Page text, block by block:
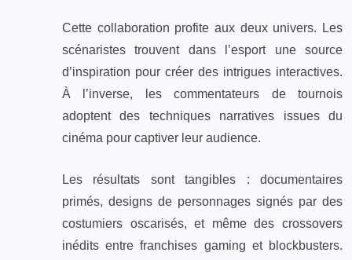
Cette collaboration profite aux deux univers. Les
scénaristes trouvent dans l’esport une source
d’inspiration pour créer des intrigues interactives.
À l’inverse, les commentateurs de tournois
adoptent des techniques narratives issues du
cinéma pour captiver leur audience.
Les résultats sont tangibles : documentaires
primés, designs de personnages signés par des
costumiers oscarisés, et même des crossovers
inédits entre franchises gaming et blockbusters.